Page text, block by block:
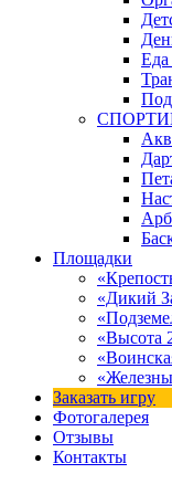
Еда
Площадки
«Дикий
«Высота
Заказать игру
Фотогалерея
Отзывы
Контакты